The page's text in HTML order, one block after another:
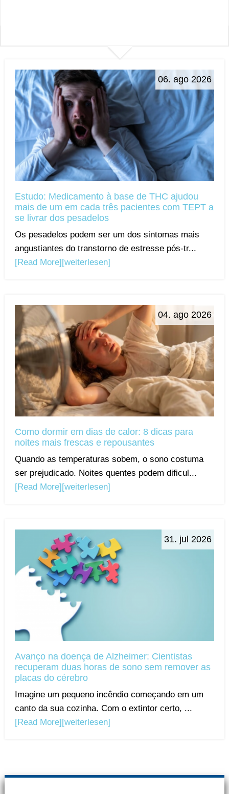
06. ago 2026
Estudo: Medicamento à base de THC ajudou
mais de um em cada três pacientes com TEPT a
se livrar dos pesadelos
Os pesadelos podem ser um dos sintomas mais
angustiantes do transtorno de estresse pós-tr...
[Read More][weiterlesen]
04. ago 2026
Como dormir em dias de calor: 8 dicas para
noites mais frescas e repousantes
Quando as temperaturas sobem, o sono costuma
ser prejudicado. Noites quentes podem dificul...
[Read More][weiterlesen]
31. jul 2026
Avanço na doença de Alzheimer: Cientistas
recuperam duas horas de sono sem remover as
placas do cérebro
Imagine um pequeno incêndio começando em um
canto da sua cozinha. Com o extintor certo, ...
[Read More][weiterlesen]